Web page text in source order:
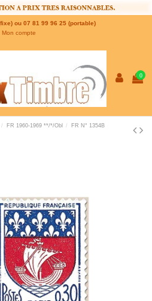
ou 07 81 99 96 25 (portable)
Mon compte
0
FR 1960-1969 **/*/Obl
FR N° 1354B